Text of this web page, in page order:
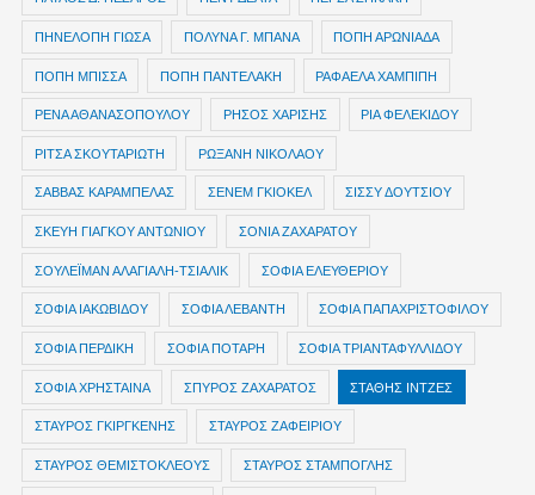
ΠΗΝΕΛΟΠΗ ΓΙΩΣΑ ΠΟΛΥΝΑ Γ. ΜΠΑΝΑ ΠΟΠΗ ΑΡΩΝΙΑΔΑ
ΠΟΠΗ ΜΠΙΣΣΑ ΠΟΠΗ ΠΑΝΤΕΛΑΚΗ ΡΑΦΑΕΛΑ ΧΑΜΠΙΠΗ
ΡΕΝΑ ΑΘΑΝΑΣΟΠΟΥΛΟΥ ΡΗΣΟΣ ΧΑΡΙΣΗΣ ΡΙΑ ΦΕΛΕΚΙΔΟΥ
ΡΙΤΣΑ ΣΚΟΥΤΑΡΙΩΤΗ ΡΩΞΑΝΗ ΝΙΚΟΛΑΟΥ
ΣΑΒΒΑΣ ΚΑΡΑΜΠΕΛΑΣ ΣΕΝΕΜ ΓΚΙΟΚΕΛ ΣΙΣΣΥ ΔΟΥΤΣΙΟΥ
ΣΚΕΥΗ ΓΙΑΓΚΟΥ ΑΝΤΩΝΙΟΥ ΣΟΝΙΑ ΖΑΧΑΡΑΤΟΥ
ΣΟΥΛΕΪΜΑΝ ΑΛΑΓΙΑΛΗ-ΤΣΙΑΛΙΚ ΣΟΦΙΑ ΕΛΕΥΘΕΡΙΟΥ
ΣΟΦΙΑ ΙΑΚΩΒΙΔΟΥ ΣΟΦΙΑ ΛΕΒΑΝΤΗ ΣΟΦΙΑ ΠΑΠΑΧΡΙΣΤΟΦΙΛΟΥ
ΣΟΦΙΑ ΠΕΡΔΙΚΗ ΣΟΦΙΑ ΠΟΤΑΡΗ ΣΟΦΙΑ ΤΡΙΑΝΤΑΦΥΛΛΙΔΟΥ
ΣΟΦΙΑ ΧΡΗΣΤΑΙΝΑ ΣΠΥΡΟΣ ΖΑΧΑΡΑΤΟΣ ΣΤΑΘΗΣ ΙΝΤΖΕΣ
ΣΤΑΥΡΟΣ ΓΚΙΡΓΚΕΝΗΣ ΣΤΑΥΡΟΣ ΖΑΦΕΙΡΙΟΥ
ΣΤΑΥΡΟΣ ΘΕΜΙΣΤΟΚΛΕΟΥΣ ΣΤΑΥΡΟΣ ΣΤΑΜΠΟΓΛΗΣ